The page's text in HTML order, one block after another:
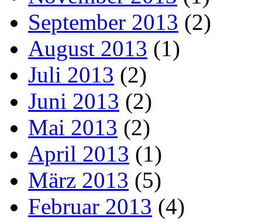
September 2013 (2)
August 2013 (1)
Juli 2013 (2)
Juni 2013 (2)
Mai 2013 (2)
April 2013 (1)
März 2013 (5)
Februar 2013 (4)